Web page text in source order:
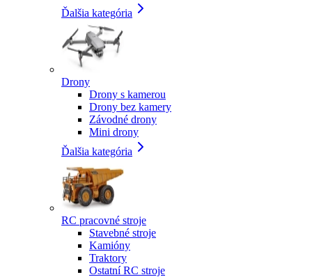
Ďalšia kategória
Drony
Drony s kamerou
Drony bez kamery
Závodné drony
Mini drony
Ďalšia kategória
RC pracovné stroje
Stavebné stroje
Kamióny
Traktory
Ostatní RC stroje